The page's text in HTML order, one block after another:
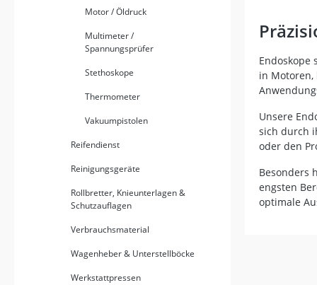
Motor / Öldruck
Multimeter /
Spannungsprüfer
Stethoskope
Thermometer
Vakuumpistolen
Reifendienst
Reinigungsgeräte
Rollbretter, Knieunterlagen &
Schutzauflagen
Verbrauchsmaterial
Wagenheber & Unterstellböcke
Werkstattpressen
Größe
und
für den
über
versorgt
Durch
sie
Muttern
Endoskope
in Motoren,
Unsere
sich durch
oder den
Besonders
engsten
optimale